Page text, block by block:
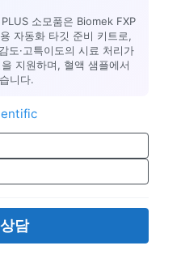
소모품은 Biomek FXP
자동화 타깃 준비 키트로,
도·고특이도의 시료 처리가
지원하며, 혈액 샘플에서
니다.
담